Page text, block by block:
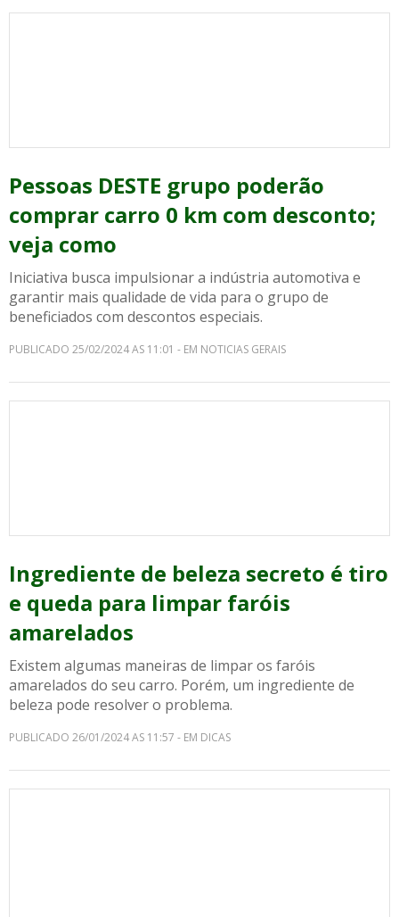
Pessoas DESTE grupo poderão
comprar carro 0 km com desconto;
veja como
Iniciativa busca impulsionar a indústria automotiva e
garantir mais qualidade de vida para o grupo de
beneficiados com descontos especiais.
PUBLICADO 25/02/2024 AS 11:01 - EM NOTICIAS GERAIS
Ingrediente de beleza secreto é tiro
e queda para limpar faróis
amarelados
Existem algumas maneiras de limpar os faróis
amarelados do seu carro. Porém, um ingrediente de
beleza pode resolver o problema.
PUBLICADO 26/01/2024 AS 11:57 - EM DICAS